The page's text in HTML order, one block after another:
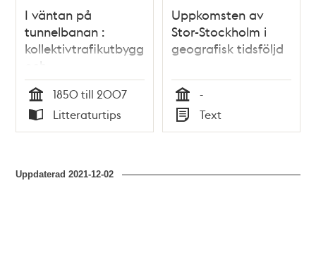
I väntan på
tunnelbanan :
kollektivtrafikutbyggnad
och
bebyggelseexploatering
i Storstockholm /
Stig Svallhammar
Tid
1850 till 2007
Typ
Litteraturtips
Uppkomsten av
Stor-Stockholm i
geografisk tidsföljd
Tid
-
Typ
Text
Uppdaterad2021-12-02